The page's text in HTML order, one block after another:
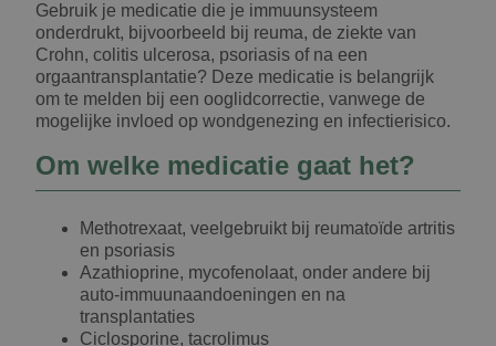
Gebruik je medicatie die je immuunsysteem
onderdrukt, bijvoorbeeld bij reuma, de ziekte van
Crohn, colitis ulcerosa, psoriasis of na een
orgaantransplantatie? Deze medicatie is belangrijk
om te melden bij een ooglidcorrectie, vanwege de
mogelijke invloed op wondgenezing en infectierisico.
Om welke medicatie gaat het?
Methotrexaat, veelgebruikt bij reumatoïde artritis
en psoriasis
Azathioprine, mycofenolaat, onder andere bij
auto-immuunaandoeningen en na
transplantaties
Ciclosporine, tacrolimus